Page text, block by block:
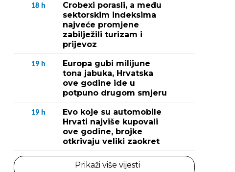
18 h
Crobexi porasli, a među
sektorskim indeksima
najveće promjene
zabilježili turizam i
prijevoz
19 h
Europa gubi milijune
tona jabuka, Hrvatska
ove godine ide u
potpuno drugom smjeru
19 h
Evo koje su automobile
Hrvati najviše kupovali
ove godine, brojke
otkrivaju veliki zaokret
Prikaži više vijesti